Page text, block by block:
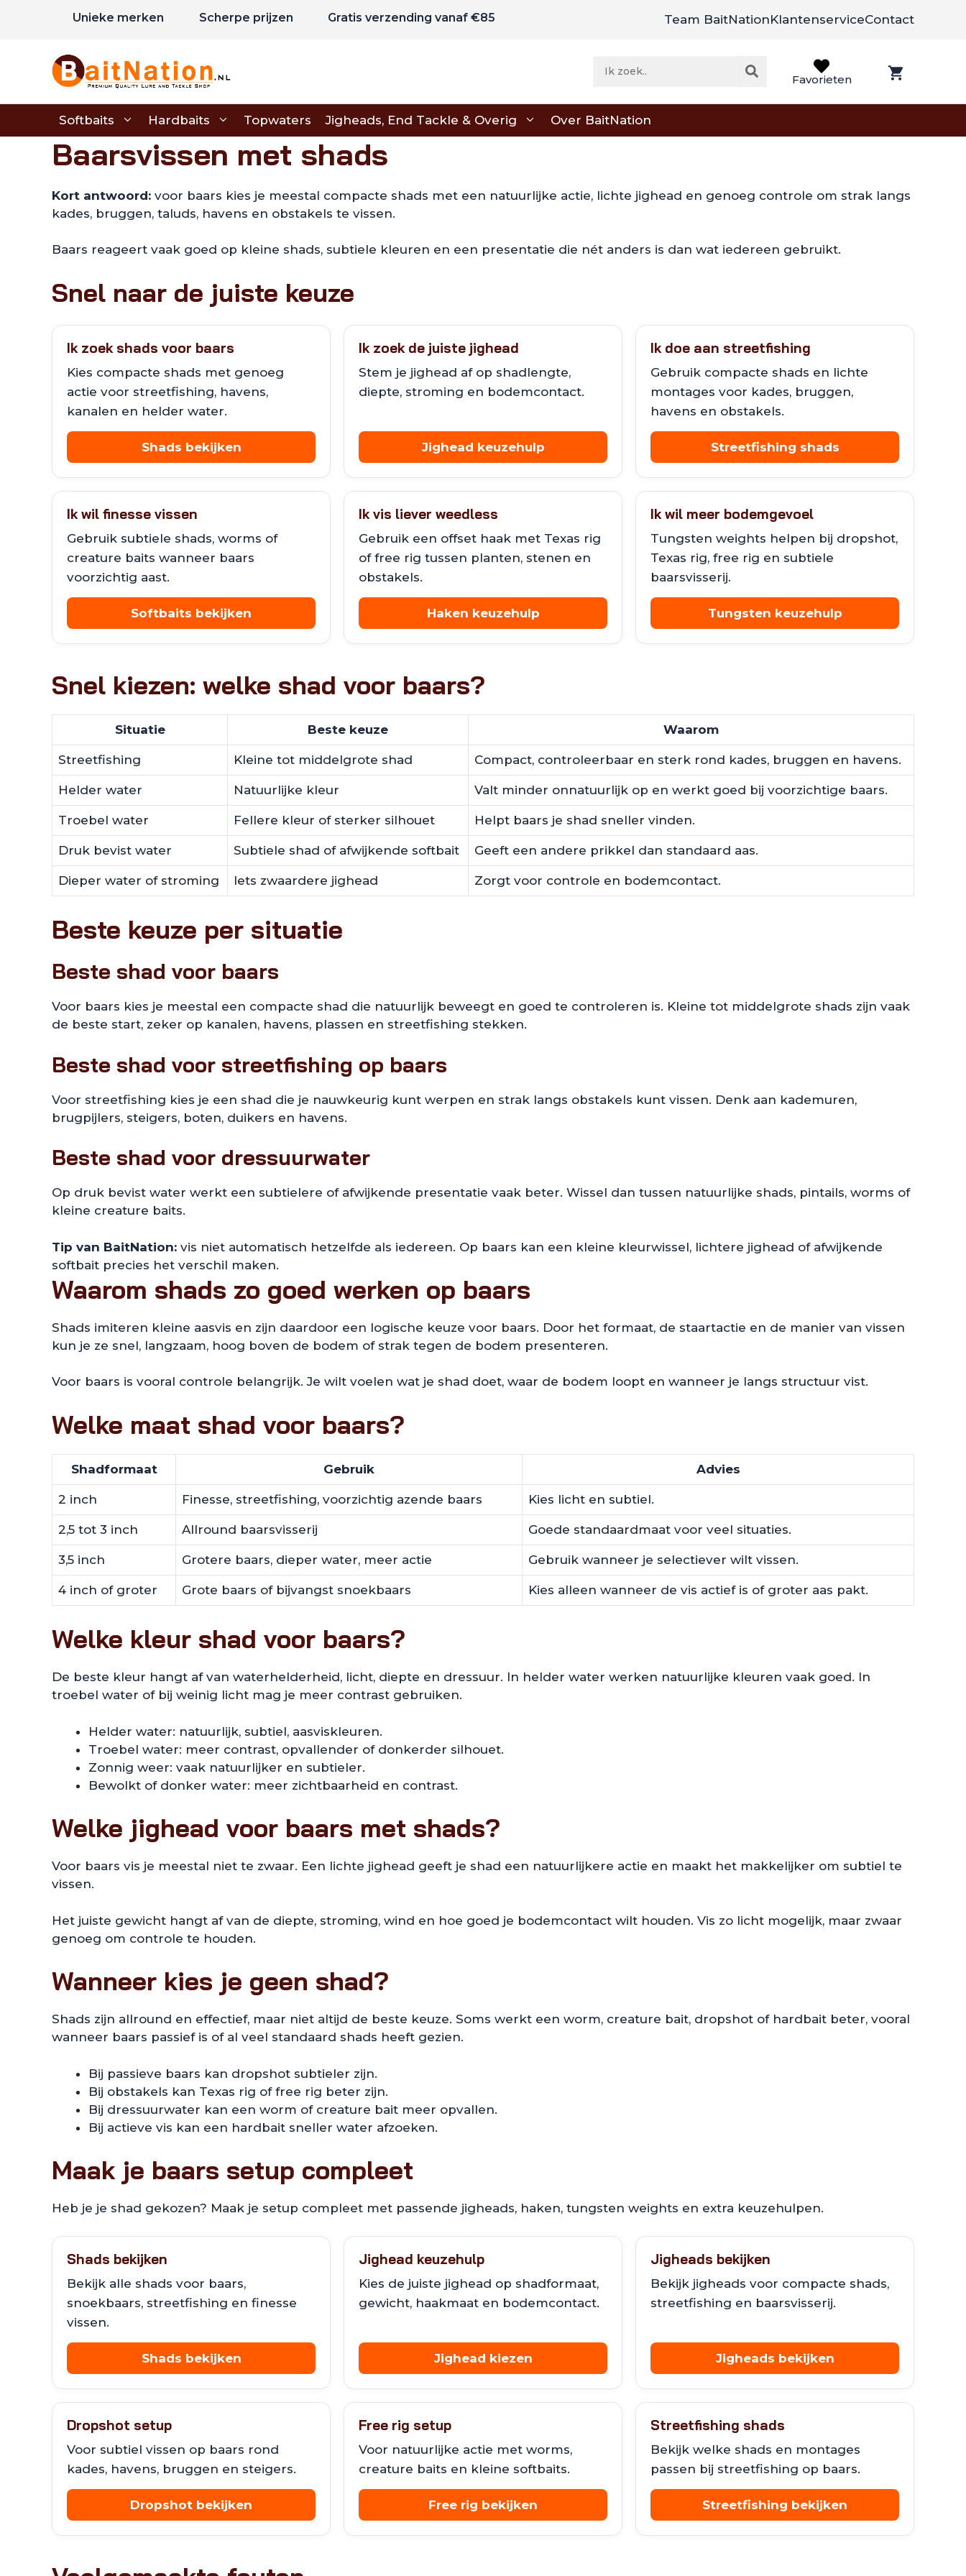
Unieke merken Scherpe prijzen Gratis verzending vanaf €85 Team BaitNationKlantenserviceContact
Favorieten
Softbaits Hardbaits Topwaters Jigheads, End Tackle & Overig Over BaitNation
Baarsvissen met shads
Kort antwoord: voor baars kies je meestal compacte shads met een natuurlijke actie, lichte jighead en genoeg controle om strak langs
kades, bruggen, taluds, havens en obstakels te vissen.
Baars reageert vaak goed op kleine shads, subtiele kleuren en een presentatie die nét anders is dan wat iedereen gebruikt.
Snel naar de juiste keuze
Ik zoek shads voor baars
Kies compacte shads met genoeg
actie voor streetfishing, havens,
kanalen en helder water.
Shads bekijken
Ik zoek de juiste jighead
Stem je jighead af op shadlengte,
diepte, stroming en bodemcontact.
Jighead keuzehulp
Ik doe aan streetfishing
Gebruik compacte shads en lichte
montages voor kades, bruggen,
havens en obstakels.
Streetfishing shads
Ik wil finesse vissen
Gebruik subtiele shads, worms of
creature baits wanneer baars
voorzichtig aast.
Softbaits bekijken
Ik vis liever weedless
Gebruik een offset haak met Texas rig
of free rig tussen planten, stenen en
obstakels.
Haken keuzehulp
Ik wil meer bodemgevoel
Tungsten weights helpen bij dropshot,
Texas rig, free rig en subtiele
baarsvisserij.
Tungsten keuzehulp
Snel kiezen: welke shad voor baars?
Situatie Beste keuze Waarom
Streetfishing Kleine tot middelgrote shad Compact, controleerbaar en sterk rond kades, bruggen en havens.
Helder water Natuurlijke kleur Valt minder onnatuurlijk op en werkt goed bij voorzichtige baars.
Troebel water Fellere kleur of sterker silhouet Helpt baars je shad sneller vinden.
Druk bevist water Subtiele shad of afwijkende softbait Geeft een andere prikkel dan standaard aas.
Dieper water of stroming Iets zwaardere jighead Zorgt voor controle en bodemcontact.
Beste keuze per situatie
Beste shad voor baars
Voor baars kies je meestal een compacte shad die natuurlijk beweegt en goed te controleren is. Kleine tot middelgrote shads zijn vaak
de beste start, zeker op kanalen, havens, plassen en streetfishing stekken.
Beste shad voor streetfishing op baars
Voor streetfishing kies je een shad die je nauwkeurig kunt werpen en strak langs obstakels kunt vissen. Denk aan kademuren,
brugpijlers, steigers, boten, duikers en havens.
Beste shad voor dressuurwater
Op druk bevist water werkt een subtielere of afwijkende presentatie vaak beter. Wissel dan tussen natuurlijke shads, pintails, worms of
kleine creature baits.
Tip van BaitNation: vis niet automatisch hetzelfde als iedereen. Op baars kan een kleine kleurwissel, lichtere jighead of afwijkende
softbait precies het verschil maken.
Waarom shads zo goed werken op baars
Shads imiteren kleine aasvis en zijn daardoor een logische keuze voor baars. Door het formaat, de staartactie en de manier van vissen
kun je ze snel, langzaam, hoog boven de bodem of strak tegen de bodem presenteren.
Voor baars is vooral controle belangrijk. Je wilt voelen wat je shad doet, waar de bodem loopt en wanneer je langs structuur vist.
Welke maat shad voor baars?
Shadformaat Gebruik Advies
2 inch Finesse, streetfishing, voorzichtig azende baars Kies licht en subtiel.
2,5 tot 3 inch Allround baarsvisserij Goede standaardmaat voor veel situaties.
3,5 inch Grotere baars, dieper water, meer actie Gebruik wanneer je selectiever wilt vissen.
4 inch of groter Grote baars of bijvangst snoekbaars Kies alleen wanneer de vis actief is of groter aas pakt.
Welke kleur shad voor baars?
De beste kleur hangt af van waterhelderheid, licht, diepte en dressuur. In helder water werken natuurlijke kleuren vaak goed. In
troebel water of bij weinig licht mag je meer contrast gebruiken.
Helder water: natuurlijk, subtiel, aasviskleuren.
Troebel water: meer contrast, opvallender of donkerder silhouet.
Zonnig weer: vaak natuurlijker en subtieler.
Bewolkt of donker water: meer zichtbaarheid en contrast.
Welke jighead voor baars met shads?
Voor baars vis je meestal niet te zwaar. Een lichte jighead geeft je shad een natuurlijkere actie en maakt het makkelijker om subtiel te
vissen.
Het juiste gewicht hangt af van de diepte, stroming, wind en hoe goed je bodemcontact wilt houden. Vis zo licht mogelijk, maar zwaar
genoeg om controle te houden.
Wanneer kies je geen shad?
Shads zijn allround en effectief, maar niet altijd de beste keuze. Soms werkt een worm, creature bait, dropshot of hardbait beter, vooral
wanneer baars passief is of al veel standaard shads heeft gezien.
Bij passieve baars kan dropshot subtieler zijn.
Bij obstakels kan Texas rig of free rig beter zijn.
Bij dressuurwater kan een worm of creature bait meer opvallen.
Bij actieve vis kan een hardbait sneller water afzoeken.
Maak je baars setup compleet
Heb je je shad gekozen? Maak je setup compleet met passende jigheads, haken, tungsten weights en extra keuzehulpen.
Shads bekijken
Bekijk alle shads voor baars,
snoekbaars, streetfishing en finesse
vissen.
Shads bekijken
Jighead keuzehulp
Kies de juiste jighead op shadformaat,
gewicht, haakmaat en bodemcontact.
Jighead kiezen
Jigheads bekijken
Bekijk jigheads voor compacte shads,
streetfishing en baarsvisserij.
Jigheads bekijken
Dropshot setup
Voor subtiel vissen op baars rond
kades, havens, bruggen en steigers.
Dropshot bekijken
Free rig setup
Voor natuurlijke actie met worms,
creature baits en kleine softbaits.
Free rig bekijken
Streetfishing shads
Bekijk welke shads en montages
passen bij streetfishing op baars.
Streetfishing bekijken